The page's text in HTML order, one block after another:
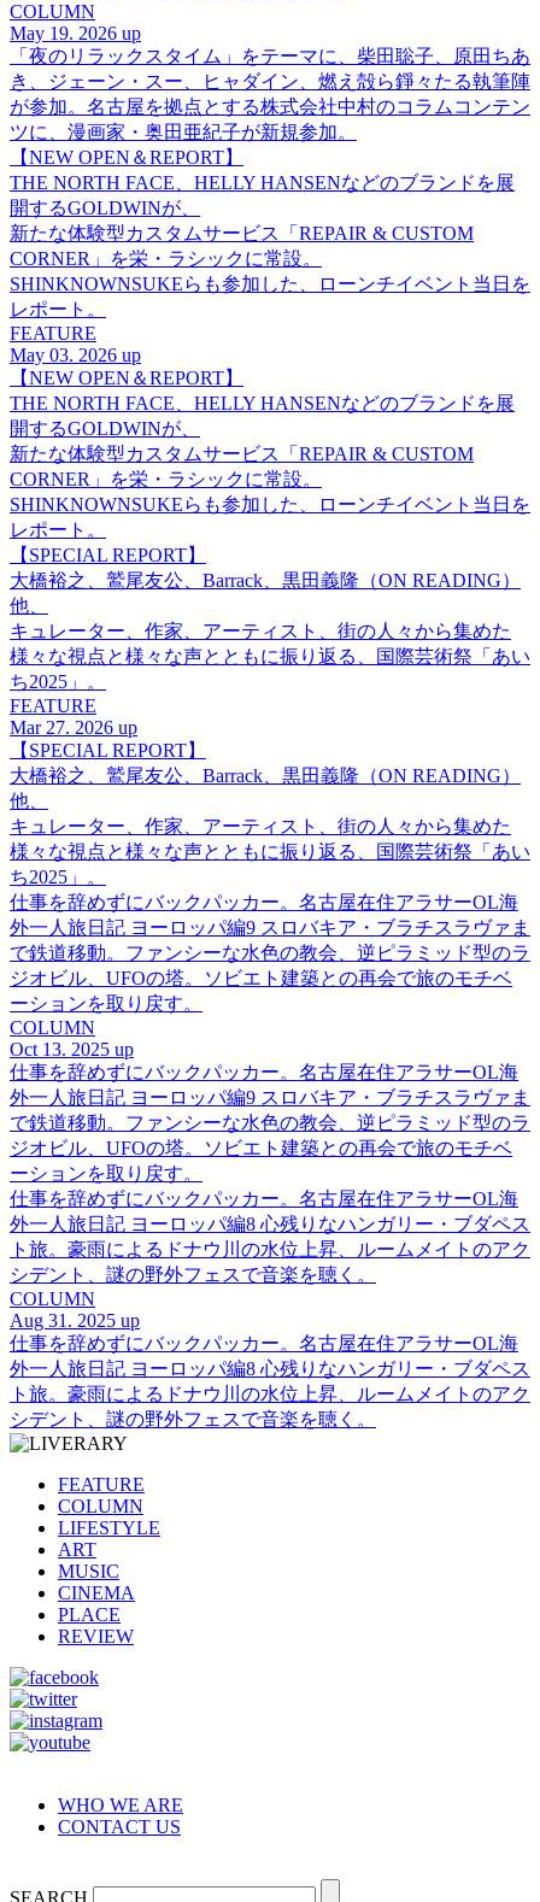
COLUMN
May 19. 2026 up
「夜のリラックスタイム」をテーマに、柴田聡子、原田ちあ
き、ジェーン・スー、ヒャダイン、燃え殻ら錚々たる執筆陣
が参加。名古屋を拠点とする株式会社中村のコラムコンテン
ツに、漫画家・奥田亜紀子が新規参加。
【NEW OPEN＆REPORT】
THE NORTH FACE、HELLY HANSENなどのブランドを展
開するGOLDWINが、
新たな体験型カスタムサービス「REPAIR & CUSTOM
CORNER」を栄・ラシックに常設。
SHINKNOWNSUKEらも参加した、ローンチイベント当日を
レポート。
FEATURE
May 03. 2026 up
【NEW OPEN＆REPORT】
THE NORTH FACE、HELLY HANSENなどのブランドを展
開するGOLDWINが、
新たな体験型カスタムサービス「REPAIR & CUSTOM
CORNER」を栄・ラシックに常設。
SHINKNOWNSUKEらも参加した、ローンチイベント当日を
レポート。
【SPECIAL REPORT】
大橋裕之、鷲尾友公、Barrack、黒田義隆（ON READING）
他、
キュレーター、作家、アーティスト、街の人々から集めた
様々な視点と様々な声とともに振り返る、国際芸術祭「あい
ち2025」。
FEATURE
Mar 27. 2026 up
【SPECIAL REPORT】
大橋裕之、鷲尾友公、Barrack、黒田義隆（ON READING）
他、
キュレーター、作家、アーティスト、街の人々から集めた
様々な視点と様々な声とともに振り返る、国際芸術祭「あい
ち2025」。
仕事を辞めずにバックパッカー。名古屋在住アラサーOL海
外一人旅日記 ヨーロッパ編9 スロバキア・ブラチスラヴァま
で鉄道移動。ファンシーな水色の教会、逆ピラミッド型のラ
ジオビル、UFOの塔。ソビエト建築との再会で旅のモチベ
ーションを取り戻す。
COLUMN
Oct 13. 2025 up
仕事を辞めずにバックパッカー。名古屋在住アラサーOL海
外一人旅日記 ヨーロッパ編9 スロバキア・ブラチスラヴァま
で鉄道移動。ファンシーな水色の教会、逆ピラミッド型のラ
ジオビル、UFOの塔。ソビエト建築との再会で旅のモチベ
ーションを取り戻す。
仕事を辞めずにバックパッカー。名古屋在住アラサーOL海
外一人旅日記 ヨーロッパ編8 心残りなハンガリー・ブダペス
ト旅。豪雨によるドナウ川の水位上昇、ルームメイトのアク
シデント、謎の野外フェスで音楽を聴く。
COLUMN
Aug 31. 2025 up
仕事を辞めずにバックパッカー。名古屋在住アラサーOL海
外一人旅日記 ヨーロッパ編8 心残りなハンガリー・ブダペス
ト旅。豪雨によるドナウ川の水位上昇、ルームメイトのアク
シデント、謎の野外フェスで音楽を聴く。
FEATURE
COLUMN
LIFESTYLE
ART
MUSIC
CINEMA
PLACE
REVIEW
WHO WE ARE
CONTACT US